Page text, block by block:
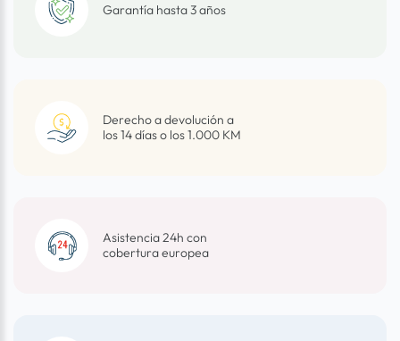
Garantía hasta 3 años
Derecho a devolución a
los 14 días o los 1.000 KM
Asistencia 24h con
cobertura europea